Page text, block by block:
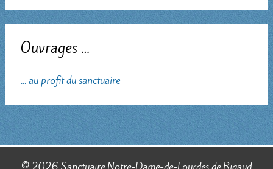
Ouvrages …
... au profit du sanctuaire